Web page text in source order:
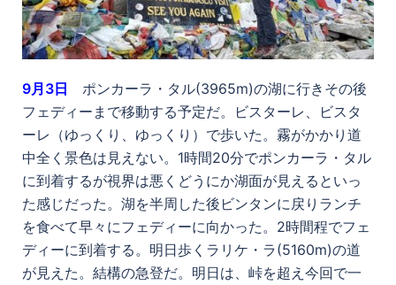
9月3日 ポンカーラ・タル(3965m)の湖に行きその後
フェディーまで移動する予定だ。ビスターレ、ビスタ
ーレ（ゆっくり、ゆっくり）で歩いた。霧がかかり道
中全く景色は見えない。1時間20分でポンカーラ・タル
に到着するが視界は悪くどうにか湖面が見えるといっ
た感じだった。湖を半周した後ビンタンに戻りランチ
を食べて早々にフェディーに向かった。2時間程でフェ
ディーに到着する。明日歩くラリケ・ラ(5160m)の道
が見えた。結構の急登だ。明日は、峠を超え今回で一